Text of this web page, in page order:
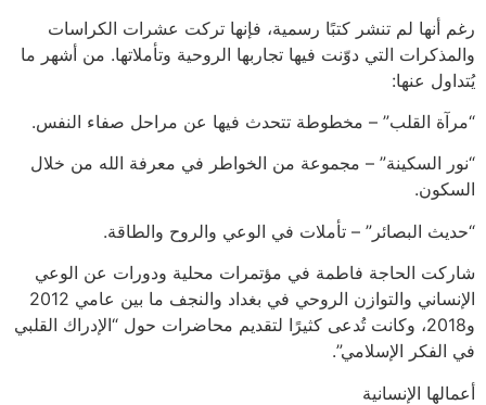
رغم أنها لم تنشر كتبًا رسمية، فإنها تركت عشرات الكراسات
والمذكرات التي دوّنت فيها تجاربها الروحية وتأملاتها. من أشهر ما
يُتداول عنها:
“مرآة القلب” – مخطوطة تتحدث فيها عن مراحل صفاء النفس.
“نور السكينة” – مجموعة من الخواطر في معرفة الله من خلال
السكون.
“حديث البصائر” – تأملات في الوعي والروح والطاقة.
شاركت الحاجة فاطمة في مؤتمرات محلية ودورات عن الوعي
الإنساني والتوازن الروحي في بغداد والنجف ما بين عامي 2012
و2018، وكانت تُدعى كثيرًا لتقديم محاضرات حول “الإدراك القلبي
في الفكر الإسلامي”.
أعمالها الإنسانية